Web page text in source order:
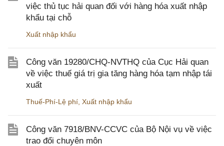
việc thủ tục hải quan đối với hàng hóa xuất nhập
khẩu tại chỗ
Xuất nhập khẩu
Công văn 19280/CHQ-NVTHQ của Cục Hải quan
về việc thuế giá trị gia tăng hàng hóa tạm nhập tái
xuất
Thuế-Phí-Lệ phí Xuất nhập khẩu
Công văn 7918/BNV-CCVC của Bộ Nội vụ về việc
trao đổi chuyên môn